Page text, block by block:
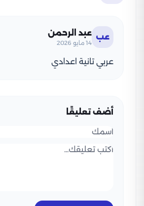
عب عبد الرحمن
14 مايو 2026
عربي تانية اعدادي
أضف تعليقًا